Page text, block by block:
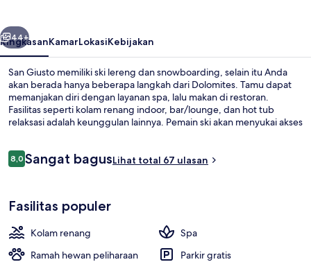
Berikutnya
44+
RingkasanKamarLokasiKebijakan
San Giusto memiliki ski lereng dan snowboarding, selain itu Anda
akan berada hanya beberapa langkah dari Dolomites. Tamu dapat
memanjakan diri dengan layanan spa, lalu makan di restoran.
Fasilitas seperti kolam renang indoor, bar/lounge, dan hot tub
relaksasi adalah keunggulan lainnya. Pemain ski akan menyukai akses
Ulasan
8,08,0 dari 10
Sangat bagusLihat total 67 ulasan
Fasilitas populer
Kolam renang
Spa
Ramah hewan peliharaan
Parkir gratis